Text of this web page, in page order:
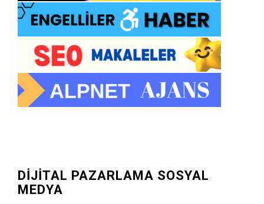
DİJİTAL PAZARLAMA SOSYAL
MEDYA